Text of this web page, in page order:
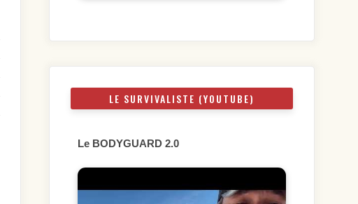
LE SURVIVALISTE (YOUTUBE)
Le BODYGUARD 2.0